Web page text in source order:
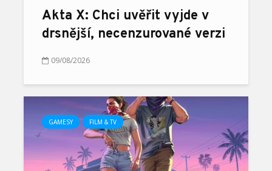
Akta X: Chci uvěřit vyjde v
drsnější, necenzurované verzi
09/08/2026
GAMESY FILM & TV